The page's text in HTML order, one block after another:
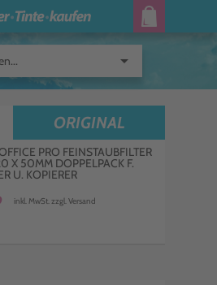
arrow_drop_down
ORIGINAL
PRO FEINSTAUBFILTER
X 50MM DOPPELPACK F.
U. KOPIERER
inkl. MwSt. zzgl. Versand